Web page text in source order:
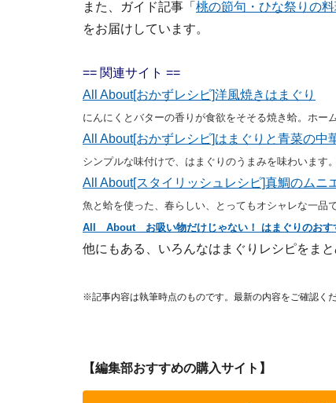
また、ガイド記事「 桃の節句・ひな祭りの
をお届けしています。
== 関連サイト ==
All About[おかずレシピ]洋風焼きはまぐり
にんにくとバターの香りが食欲をそそる焼き蛤。ホー
All About[おかずレシピ]はまぐりと青菜の中
シンプルな味付けで、はまぐりのうまみを味わいます
All About[スタイリッシュレシピ]真鯛のムニ
魚と蛤を使った、春らしい、とってもオシャレな一品
All About お吸い物だけじゃない！ はまぐりのおす
他にもある、いろんなはまぐりレシピをまと
※記事内容は執筆時点のものです。最新の内容をご確認くだ
【編集部おすすめの購入サイト】